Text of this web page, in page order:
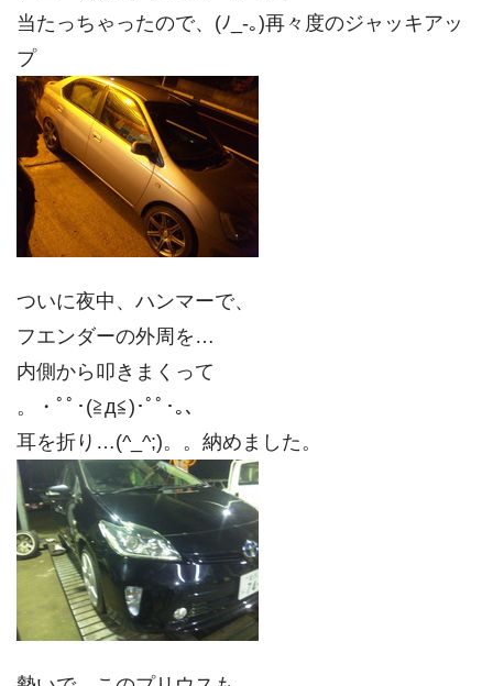
当たっちゃったので、(ﾉ_-｡)再々度のジャッキアッ
プ
ついに夜中、ハンマーで、
フエンダーの外周を…
内側から叩きまくって
。・ﾟﾟ･(≧д≦)･ﾟﾟ･｡、
耳を折り…(^_^;)。。納めました。